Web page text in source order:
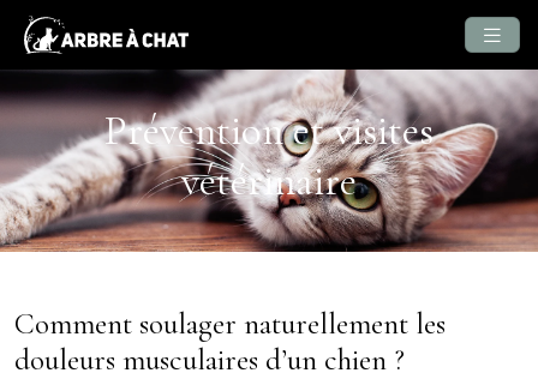
Prévention et visites
vétérinaire
Comment soulager naturellement les
douleurs musculaires d’un chien ?